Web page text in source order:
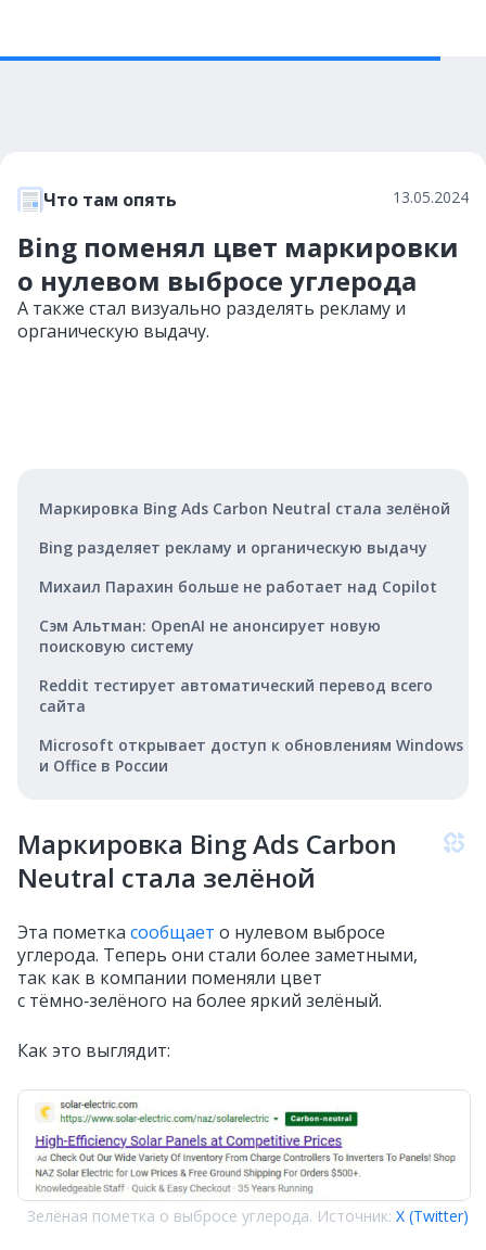
Что там опять 13.05.2024
Bing поменял цвет маркировки
о нулевом выбросе углерода
А также стал визуально разделять рекламу и
органическую выдачу.
Маркировка Bing Ads Carbon Neutral стала зелёной
Bing разделяет рекламу и органическую выдачу
Михаил Парахин больше не работает над Copilot
Сэм Альтман: OpenAI не анонсирует новую
поисковую систему
Reddit тестирует автоматический перевод всего
сайта
Microsoft открывает доступ к обновлениям Windows
и Office в России
Маркировка Bing Ads Carbon
Neutral стала зелёной
Эта пометка сообщает о нулевом выбросе
углерода. Теперь они стали более заметными,
так как в компании поменяли цвет
с тёмно‑зелёного на более яркий зелёный.
Как это выглядит:
Зелёная пометка о выбросе углерода. Источник: X (Twitter)